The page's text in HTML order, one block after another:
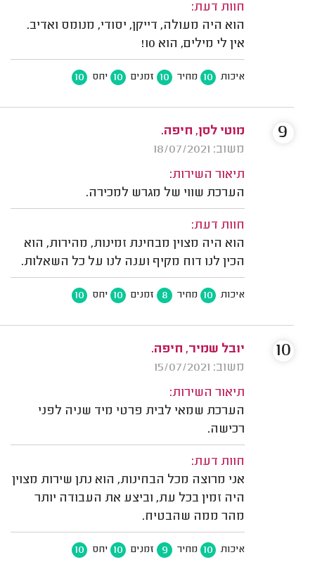
חוות דעת:
הוא היה מעולה, דייקן, יסודי, מנומס ואדיב.
אין לי מילים, הוא 10!
איכות 10 מחיר 10 זמנים 10 יחס 10
מוטי לסן, חיפה.
משוב: 18/07/2021
תיאור השירות:
הערכת שווי של מגרש למכירה.
חוות דעת:
הוא היה מצוין מבחינת זמינות, מהירות, הוא
הכין לנו דוח מקיף וענה לנו על כל השאלות.
איכות 10 מחיר 8 זמנים 10 יחס 10
9
יובל שמיר, חיפה.
משוב: 15/07/2021
תיאור השירות:
הערכת שמאי לבית פרטי מיד שניה לפני
רכישה.
חוות דעת:
אני מרוצה מכל הבחינות, הוא נתן שירות מצוין
היה זמין בכל עת, וביצע את העבודה יותר
מהר ממה שהבטיח.
איכות 10 מחיר 9 זמנים 10 יחס 10
10